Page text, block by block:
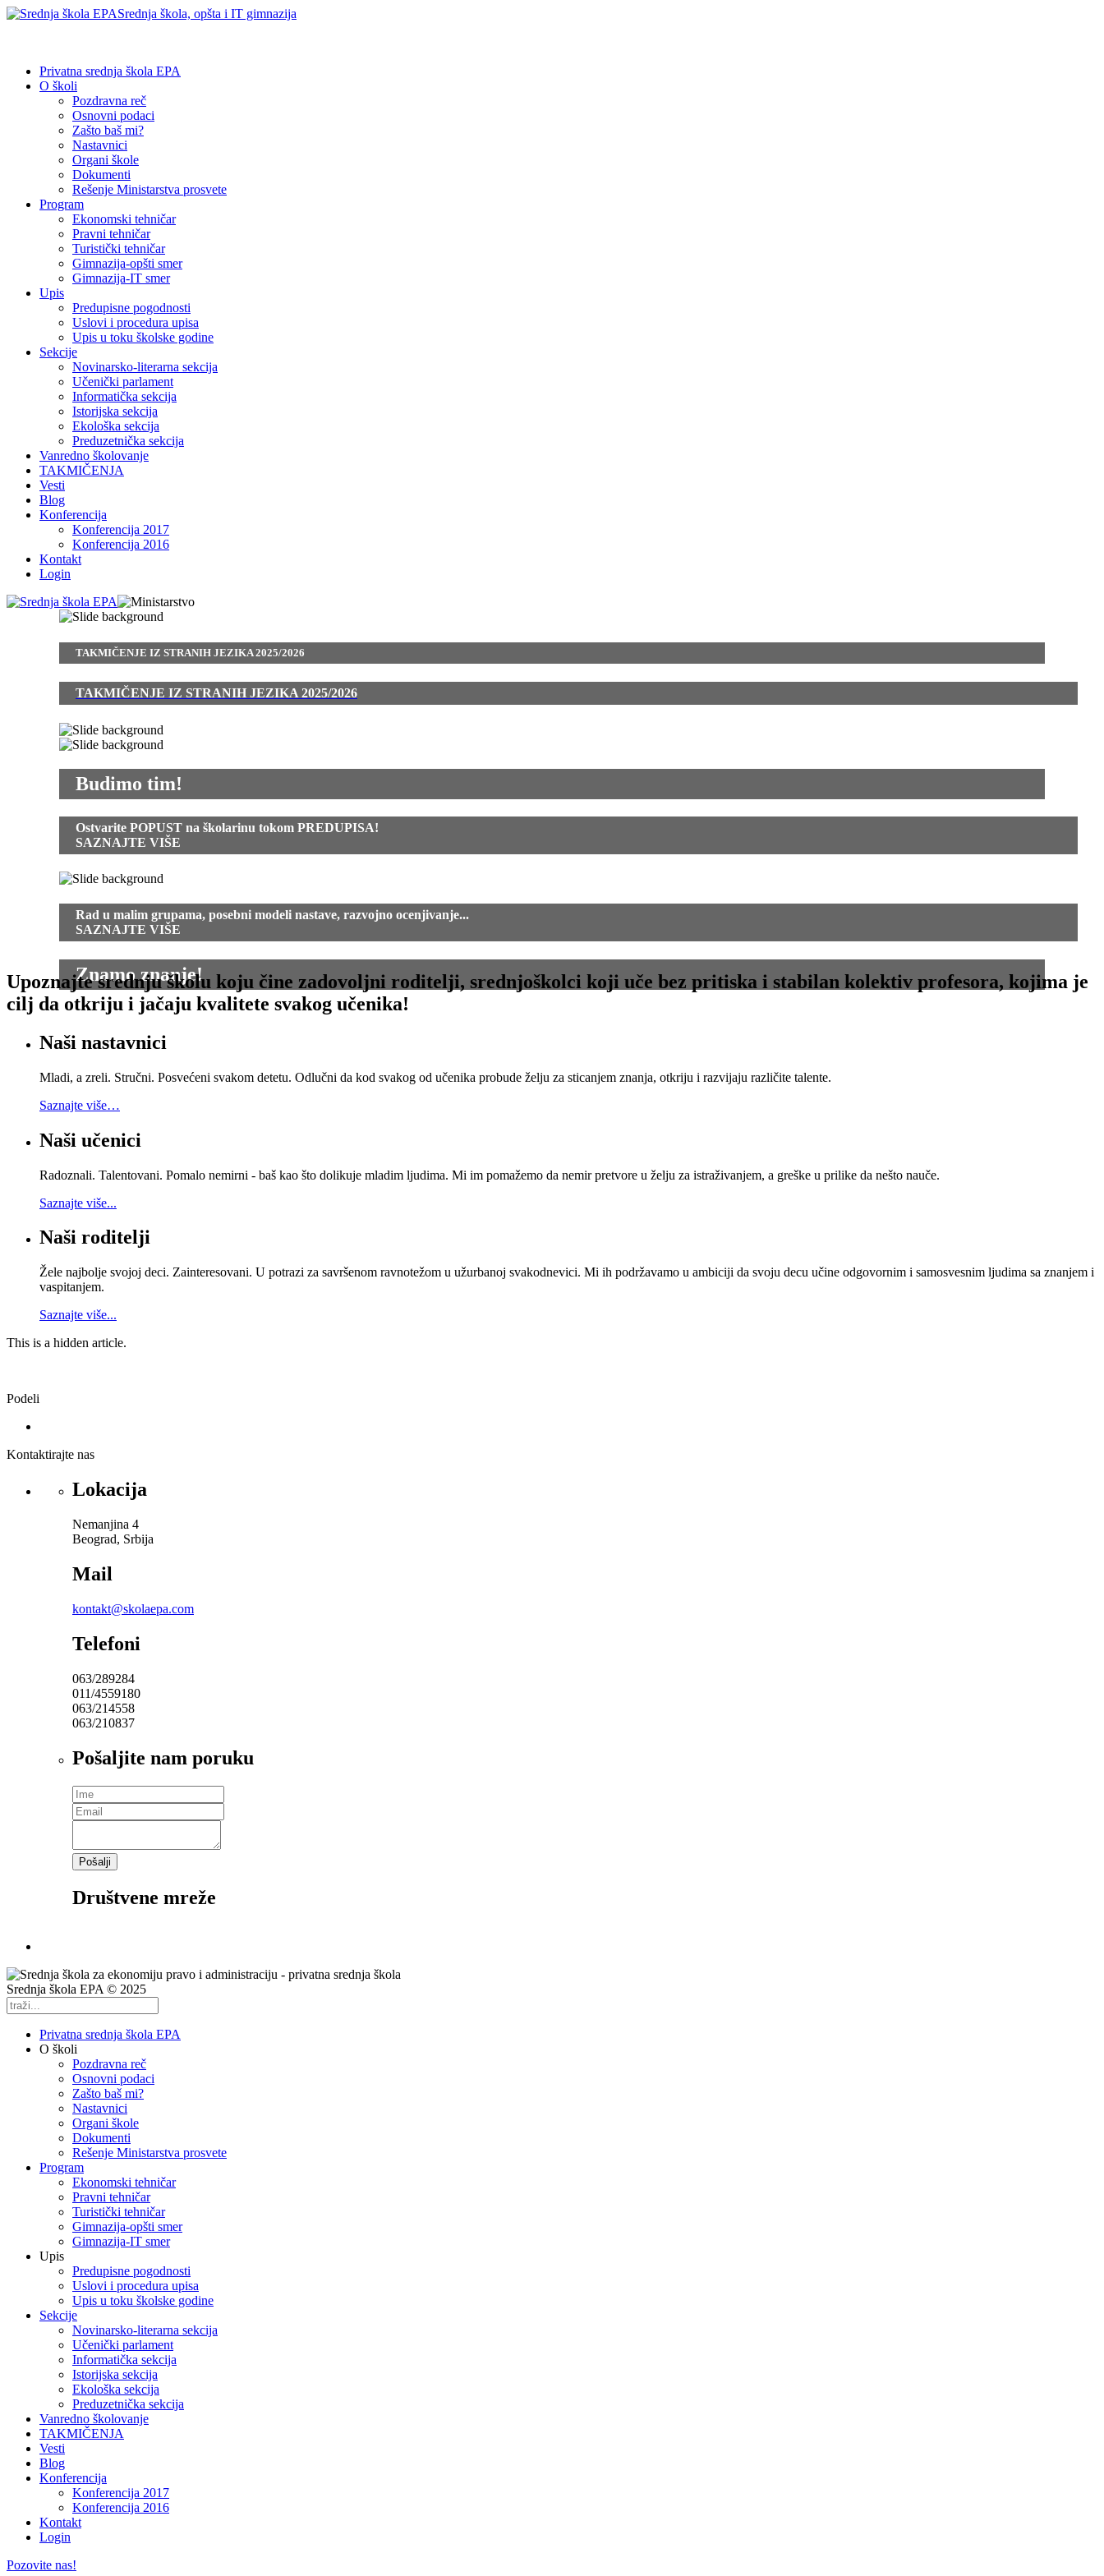
Srednja škola, opšta i IT gimnazija
Privatna srednja škola EPA
O školi
Pozdravna reč
Osnovni podaci
Zašto baš mi?
Nastavnici
Organi škole
Dokumenti
Rešenje Ministarstva prosvete
Program
Ekonomski tehničar
Pravni tehničar
Turistički tehničar
Gimnazija-opšti smer
Gimnazija-IT smer
Upis
Predupisne pogodnosti
Uslovi i procedura upisa
Upis u toku školske godine
Sekcije
Novinarsko-literarna sekcija
Učenički parlament
Informatička sekcija
Istorijska sekcija
Ekološka sekcija
Preduzetnička sekcija
Vanredno školovanje
TAKMIČENJA
Vesti
Blog
Konferencija
Konferencija 2017
Konferencija 2016
Kontakt
Login
TAKMIČENJE IZ STRANIH JEZIKA 2025/2026
TAKMIČENJE IZ STRANIH JEZIKA 2025/2026
Budimo tim!
Ostvarite POPUST na školarinu tokom PREDUPISA!
SAZNAJTE VIŠE
Rad u malim grupama, posebni modeli nastave, razvojno ocenjivanje...
SAZNAJTE VIŠE
Znamo znanje!
Upoznajte srednju školu koju čine zadovoljni roditelji, srednjoškolci koji uče bez pritiska i stabilan kolektiv profesora, kojima je
cilj da otkriju i jačaju kvalitete svakog učenika!
Naši nastavnici
Mladi, a zreli. Stručni. Posvećeni svakom detetu. Odlučni da kod svakog od učenika probude želju za sticanjem znanja, otkriju i razvijaju različite talente.
Saznajte više…
Naši učenici
Radoznali. Talentovani. Pomalo nemirni - baš kao što dolikuje mladim ljudima. Mi im pomažemo da nemir pretvore u želju za istraživanjem, a greške u prilike da nešto nauče.
Saznajte više...
Naši roditelji
Žele najbolje svojoj deci. Zainteresovani. U potrazi za savršenom ravnotežom u užurbanoj svakodnevici. Mi ih podržavamo u ambiciji da svoju decu učine odgovornim i samosvesnim ljudima sa znanjem i
vaspitanjem.
Saznajte više...
This is a hidden article.
Podeli
Kontaktirajte nas
Lokacija
Nemanjina 4
Beograd, Srbija
Mail
kontakt@skolaepa.com
Telefoni
063/289284
011/4559180
063/214558
063/210837
Pošaljite nam poruku
Pošalji
Društvene mreže
Srednja škola EPA © 2025
Privatna srednja škola EPA
O školi
Pozdravna reč
Osnovni podaci
Zašto baš mi?
Nastavnici
Organi škole
Dokumenti
Rešenje Ministarstva prosvete
Program
Ekonomski tehničar
Pravni tehničar
Turistički tehničar
Gimnazija-opšti smer
Gimnazija-IT smer
Upis
Predupisne pogodnosti
Uslovi i procedura upisa
Upis u toku školske godine
Sekcije
Novinarsko-literarna sekcija
Učenički parlament
Informatička sekcija
Istorijska sekcija
Ekološka sekcija
Preduzetnička sekcija
Vanredno školovanje
TAKMIČENJA
Vesti
Blog
Konferencija
Konferencija 2017
Konferencija 2016
Kontakt
Login
Pozovite nas!